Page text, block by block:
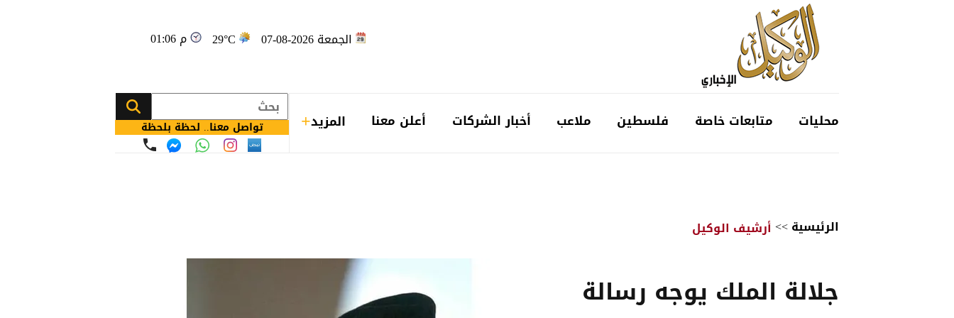
الجمعة 2026-08-07 29°C 01:06 م
محليات متابعات خاصة فلسطين ملاعب أخبار الشركات أعلن معنا المزيد تواصل معنا.. لحظة بلحظة
الرئيسية>>أرشيف الوكيل
جلالة الملك يوجه رسالة